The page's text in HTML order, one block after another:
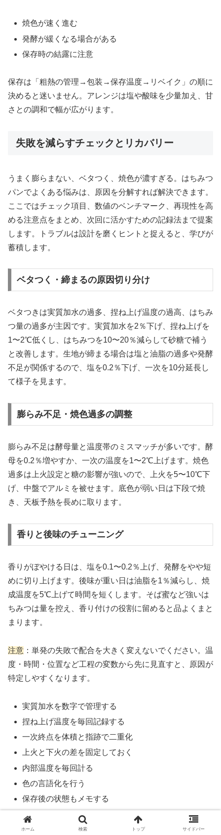
焼色が速く進む
発酵が緩くなる場合がある
保存時の結露に注意
保存は「粗熱の管理→包装→保存温度→リベイク」の順に
決めると迷いません。アレンジは塩や酸味を少量加え、甘
さとの調和で幅が広がります。
失敗を減らすチェックとリカバリー
うまく膨らまない、ベタつく、焼色が濃すぎる。はちみつ
パンでよくある悩みは、原因を分解すれば解決できます。
ここではチェック項目、数値のベンチマーク、再現性を高
める注意点をまとめ、次回に活かすための記録法まで提案
します。トラブルは設計を磨くヒントと捉えると、学びが
蓄積します。
ベタつく・締まるの原因切り分け
ベタつきは実質加水の過多、捏ね上げ温度の過高、はちみ
つ量の過多が主因です。実質加水を2％下げ、捏ね上げを
1〜2℃低くし、はちみつを10〜20％減らして砂糖で補う
と改善します。生地が締まる場合は塩と油脂の過多や発酵
不足が関係するので、塩を0.2％下げ、一次を10分延長し
て様子を見ます。
膨らみ不足・焼色過多の調整
膨らみ不足は酵母量と温度帯のミスマッチが多いです。酵
母を0.2％増やすか、一次の温度を1〜2℃上げます。焼色
過多は上火設定と糖の影響が強いので、上火を5〜10℃下
げ、中盤でアルミを被せます。底色が弱い日は下段で焼
き、天板予熱を長めに取ります。
香りと後味のチューニング
香りがぼやける日は、塩を0.1〜0.2％上げ、発酵をやや短
めに切り上げます。後味が重い日は油脂を1％減らし、焼
成温度を5℃上げて時間を短くします。そば蜜など強いは
ちみつは量を控え、香り付けの役割に留めると品よくまと
まります。
注意 ：単発の失敗で配合を大きく変えないでください。温
度・時間・位置など工程の変数から先に見直すと、原因が
特定しやすくなります。
実質加水を数字で管理する
捏ね上げ温度を毎回記録する
一次終点を体積と指跡で二重化
上火と下火の差を固定しておく
内部温度を毎回計る
色の言語化を行う
保存後の状態もメモする
内部温度95℃未満での取り出しはNG
ホーム 検索 トップ サイドバー